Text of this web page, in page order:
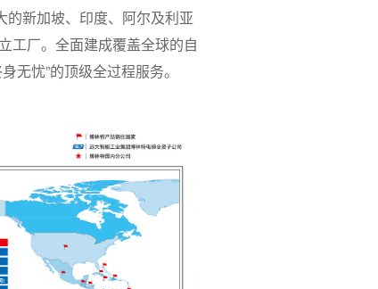
新加坡、印度、阿尔及利亚
工厂。全面建成覆盖全球的自
无忧”的顶级全过程服务。